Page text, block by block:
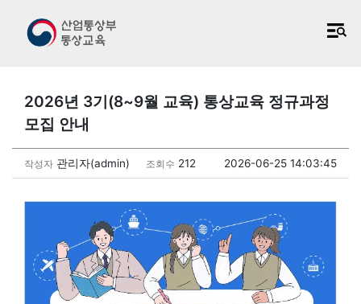
2026년 3기(8~9월 교육) 통상교육 정규과정
모집 안내
작성자 관리자(admin) 조회수 212 2026-06-25 14:03:45